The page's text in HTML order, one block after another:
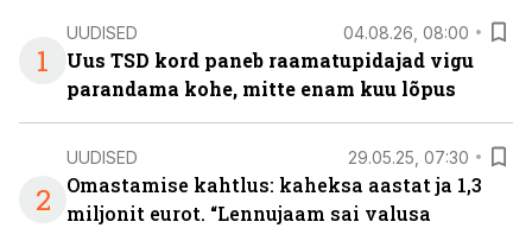
1
UUDISED 04.08.26, 08:00
Uus TSD kord paneb raamatupidajad vigu
parandama kohe, mitte enam kuu lõpus
2
UUDISED 29.05.25, 07:30
Omastamise kahtlus: kaheksa aastat ja 1,3
miljonit eurot. “Lennujaam sai valusa